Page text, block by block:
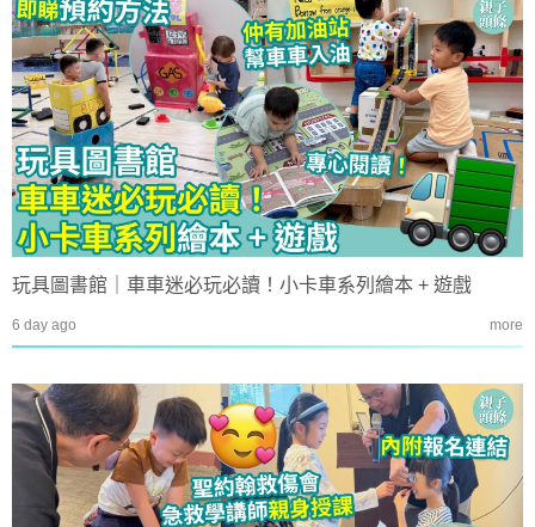
玩具圖書館｜車車迷必玩必讀！小卡車系列繪本 + 遊戲
6 day ago more